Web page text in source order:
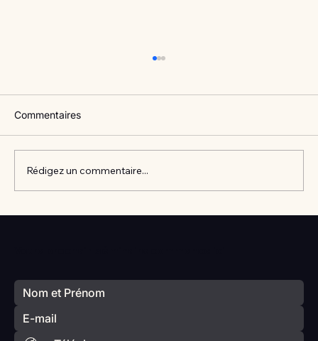
Commentaires
Rédigez un commentaire...